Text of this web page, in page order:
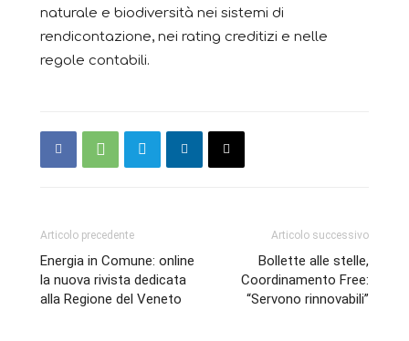
naturale e biodiversità nei sistemi di
rendicontazione, nei rating creditizi e nelle
regole contabili.
Articolo precedente
Energia in Comune: online
la nuova rivista dedicata
alla Regione del Veneto
Articolo successivo
Bollette alle stelle,
Coordinamento Free:
“Servono rinnovabili”